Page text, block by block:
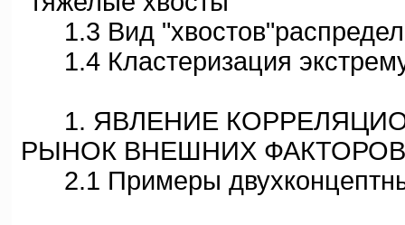
1.3 Вид
1.4 Кластеризация
1. ЯВЛЕНИЕ
РЫНОК ВНЕШНИХ
2.1 Примеры